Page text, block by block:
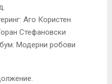
Аго Користен
Стефановски
Модерни робови